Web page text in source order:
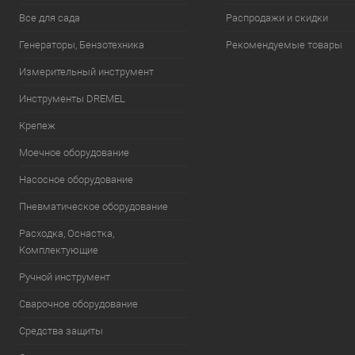
Все для сада
Генераторы, Бензотехника
Измерительный инструмент
Инструменты DREMEL
Крепеж
Моечное оборудование
Насосное оборудование
Пневматическое оборудование
Расходка, Оснастка,
Комплектующие
Ручной инструмент
Сварочное оборудование
Средства защиты
Распродажи и скидки
Рекомендуемые товары